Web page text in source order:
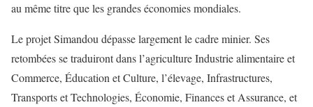
au même titre que les grandes économies mondiales.
Le projet Simandou dépasse largement le cadre minier. Ses
retombées se traduiront dans l’agriculture Industrie alimentaire et
Commerce, Éducation et Culture, l’élevage, Infrastructures,
Transports et Technologies, Économie, Finances et Assurance, et